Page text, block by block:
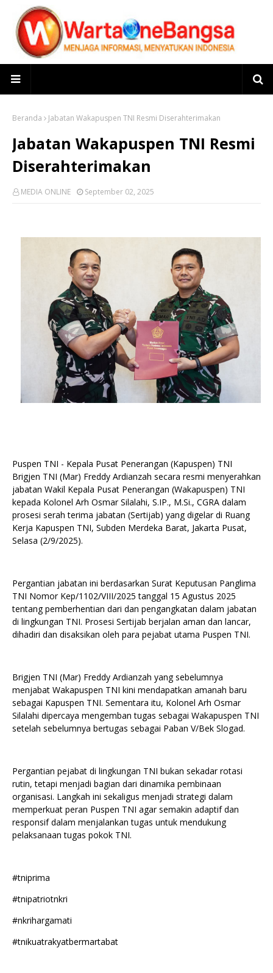
Beranda Jabatan Wakapuspen TNI Resmi Diserahterimakan
Jabatan Wakapuspen TNI Resmi
Diserahterimakan
MEDIA ONLINE September 02, 2025
Puspen TNI - Kepala Pusat Penerangan (Kapuspen) TNI
Brigjen TNI (Mar) Freddy Ardianzah secara resmi menyerahkan
jabatan Wakil Kepala Pusat Penerangan (Wakapuspen) TNI
kepada Kolonel Arh Osmar Silalahi, S.IP., M.Si., CGRA dalam
prosesi serah terima jabatan (Sertijab) yang digelar di Ruang
Kerja Kapuspen TNI, Subden Merdeka Barat, Jakarta Pusat,
Selasa (2/9/2025).
Pergantian jabatan ini berdasarkan Surat Keputusan Panglima
TNI Nomor Kep/1102/VIII/2025 tanggal 15 Agustus 2025
tentang pemberhentian dari dan pengangkatan dalam jabatan
di lingkungan TNI. Prosesi Sertijab berjalan aman dan lancar,
dihadiri dan disaksikan oleh para pejabat utama Puspen TNI.
Brigjen TNI (Mar) Freddy Ardianzah yang sebelumnya
menjabat Wakapuspen TNI kini mendapatkan amanah baru
sebagai Kapuspen TNI. Sementara itu, Kolonel Arh Osmar
Silalahi dipercaya mengemban tugas sebagai Wakapuspen TNI
setelah sebelumnya bertugas sebagai Paban V/Bek Slogad.
Pergantian pejabat di lingkungan TNI bukan sekadar rotasi
rutin, tetapi menjadi bagian dari dinamika pembinaan
organisasi. Langkah ini sekaligus menjadi strategi dalam
memperkuat peran Puspen TNI agar semakin adaptif dan
responsif dalam menjalankan tugas untuk mendukung
pelaksanaan tugas pokok TNI.
#tniprima
#tnipatriotnkri
#nkrihargamati
#tnikuatrakyatbermartabat